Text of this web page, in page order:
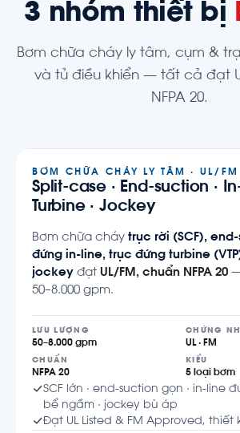
3 nhóm thiết bị
Bơm chữa cháy ly tâm, cụm &
và tủ điều khiển — tất cả đạt
NFPA 20.
BƠM CHỮA CHÁY LY TÂM · UL/FM
Split-case · End-suction ·
Turbine · Jockey
Bơm chữa cháy trục rời (SCF),
đứng in-line, trục đứng turbine
jockey đạt UL/FM, chuẩn NFPA 20
50–8.000 gpm.
LƯU LƯỢNG
50–8.000 gpm
CHỨNG
UL · FM
CHUẨN
NFPA 20
KIỂU
5 loại bơm
SCF lớn · end-suction gọn · in-line
bể ngầm · jockey bù áp
Đạt UL Listed & FM Approved, thiết